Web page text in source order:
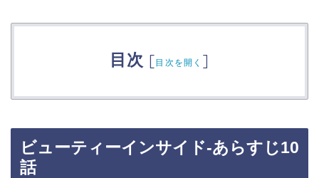
目次 [目次を開く ]
ビューティーインサイド-あらすじ10
話